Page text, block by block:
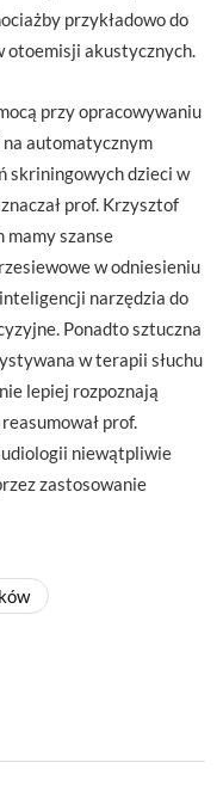
przykładowo do
otoemisji akustycznych.
przy opracowywaniu
na automatycznym
skriningowych dzieci w
prof. Krzysztof
mamy szanse
w odniesieniu
narzędzia do
Ponadto sztuczna
w terapii słuchu
lepiej rozpoznają
prof.
niewątpliwie
zastosowanie